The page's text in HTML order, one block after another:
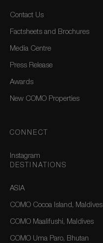
Contact Us
Factsheets and Brochures
Media Centre
Press Release
Awards
New COMO Properties
CONNECT
Instagram
DESTINATIONS
ASIA
COMO Cocoa Island, Maldives
COMO Maalifushi, Maldives
COMO Uma Paro, Bhutan